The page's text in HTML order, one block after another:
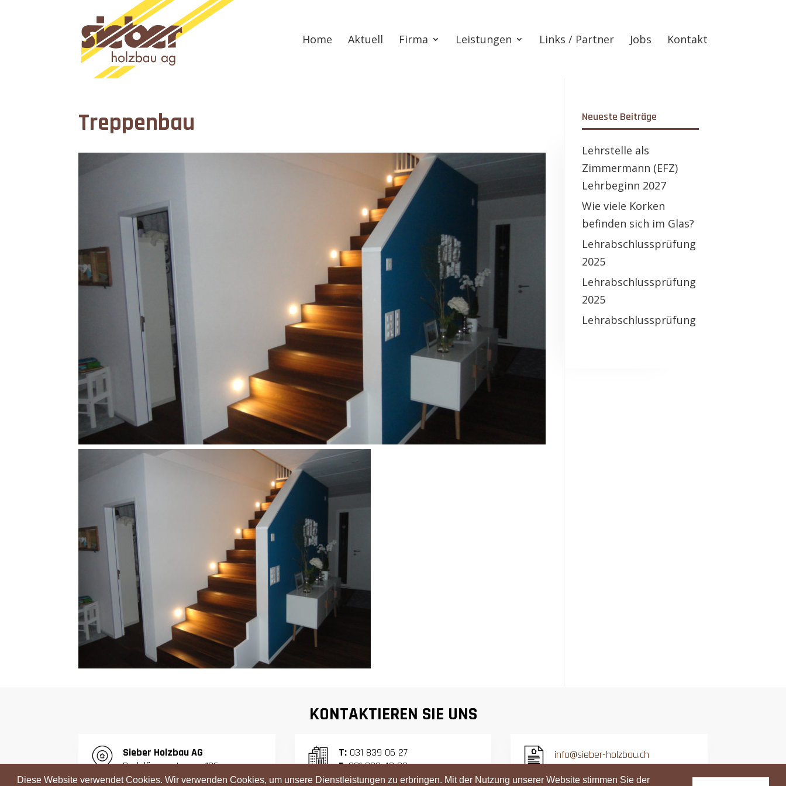
Diese Website verwendet Cookies. Wir verwenden Cookies, um unsere Dienstleistungen zu erbringen. Mit der Nutzung unserer Website stimmen Sie der
Home Aktuell Firma Leistungen Links / Partner Jobs Kontakt
Treppenbau Neueste Beiträge
Lehrstelle als
Zimmermann (EFZ)
Lehrbeginn 2027
Wie viele Korken
befinden sich im Glas?
Lehrabschlussprüfung
2025
Lehrabschlussprüfung
2025
Lehrabschlussprüfung
KONTAKTIEREN SIE UNS
Sieber Holzbau AG
Radelfingenstrasse 126
3068 Utzigen
T:031 839 06 27
F:031 839 42 23
info@sieber-holzbau.ch
Datenschutzerklärung